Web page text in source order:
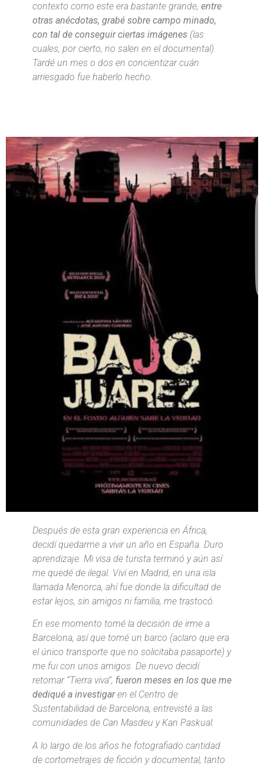
contexto como este era bastante grande, entre
otras anécdotas, grabé sobre campo minado,
con tal de conseguir ciertas imágenes (las
cuales, por cierto, no salen en el documental).
Tardé un mes o dos en concientizar cuán
arriesgado fue haberlo hecho.
Después de esta gran experiencia en África,
decidí quedarme a vivir un año en España. Duro
aprendizaje. Mi visa de turista terminó y aún así
me quedé de ilegal. Viví en Madrid, en una isla
llamada Menorca, ahí fue donde la dificultad de
estar lejos, sin amigos ni familia, me trastocó.
En ese momento tomé la decisión de irme a
Barcelona, así que tomé un barco (aclaro que era
el único transporte que no solicitaba pasaporte) y
me fui con unos amigos. De nuevo decidí
retomar “Tierra viva”, fueron meses en los que me
dediqué a investigaren el Centro de
Sustentabilidad de Barcelona, entrevisté a las
comunidades de Can Masdeu y Kan Paskual.
A lo largo de los años he fotografiado cantidad
de cortometrajes de ficción y documental, tanto